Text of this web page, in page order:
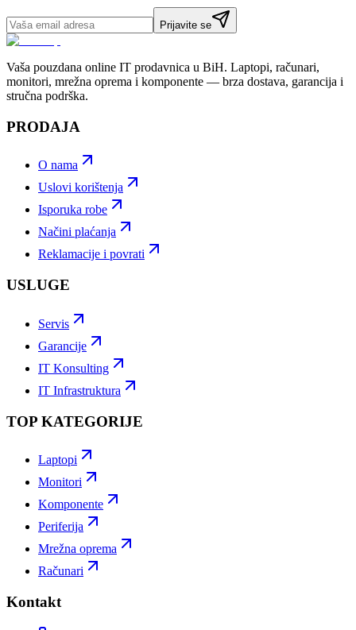
Prijavite se
Vaša pouzdana online IT prodavnica u BiH. Laptopi, računari,
monitori, mrežna oprema i komponente — brza dostava, garancija i
stručna podrška.
PRODAJA
O nama
Uslovi korištenja
Isporuka robe
Načini plaćanja
Reklamacije i povrati
USLUGE
Servis
Garancije
IT Konsulting
IT Infrastruktura
TOP KATEGORIJE
Laptopi
Monitori
Komponente
Periferija
Mrežna oprema
Računari
Kontakt